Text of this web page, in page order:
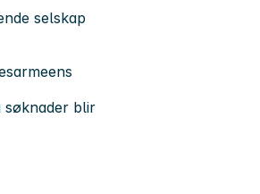
selskap
søknader blir